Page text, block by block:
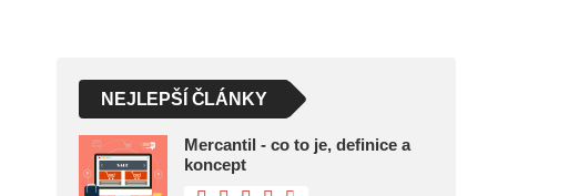
NEJLEPŠÍ ČLÁNKY
Mercantil - co to je, definice a
koncept